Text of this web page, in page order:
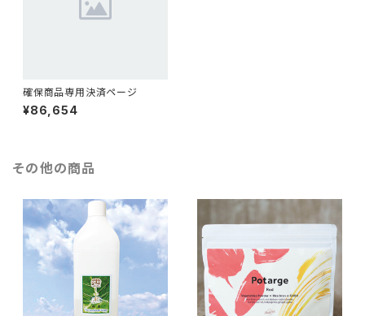
確保商品専用決済ページ
¥86,654
その他の商品